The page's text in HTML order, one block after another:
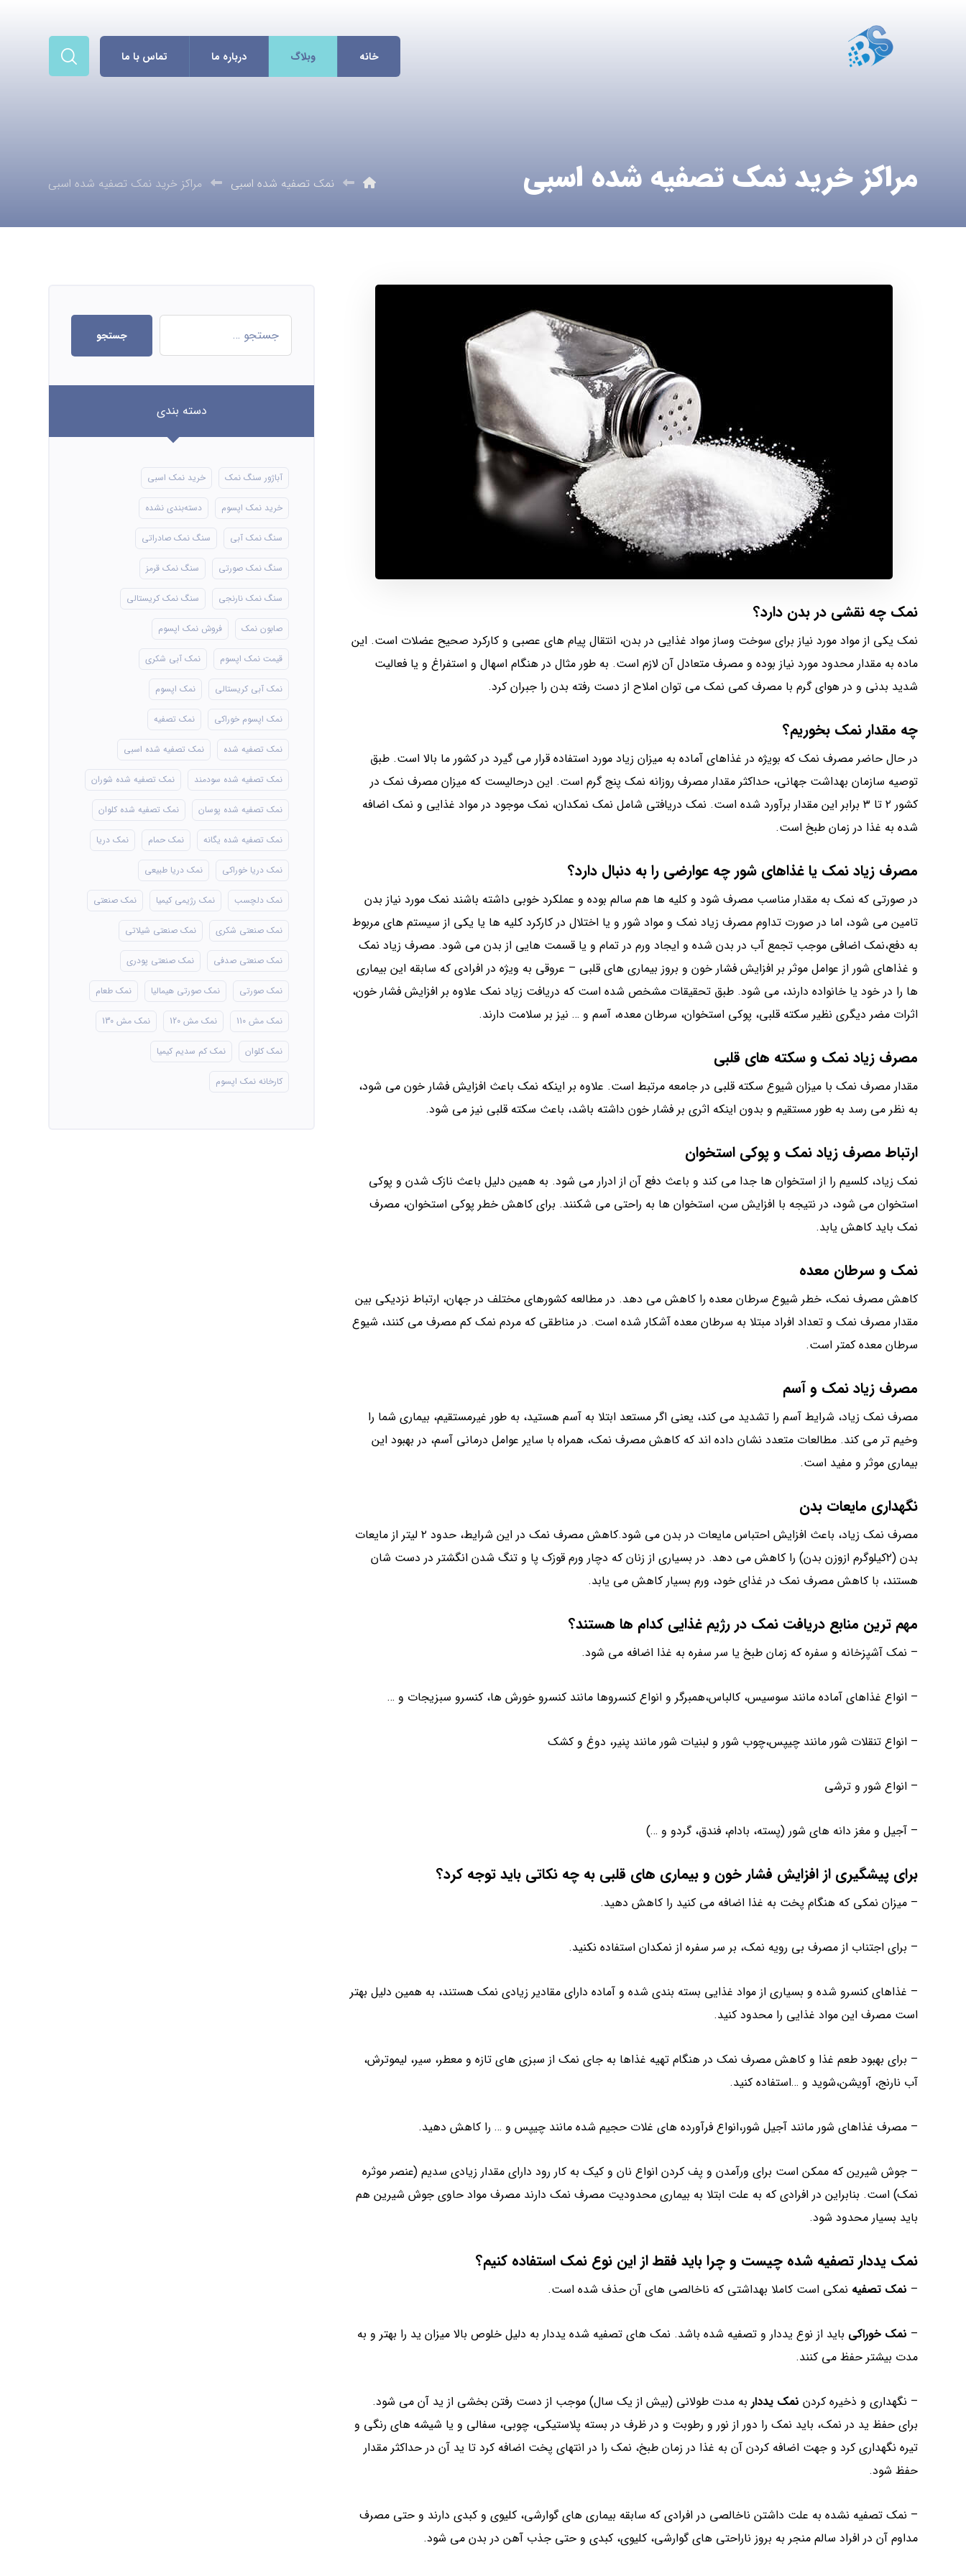
خانه وبلاگ درباره ما تماس با ما
مراکز خرید نمک تصفیه شده اسبی نمک تصفیه شده اسبی مراکز خرید نمک تصفیه شده اسبی
نمک چه نقشی در بدن دارد؟
نمک یکی از مواد مورد نیاز برای سوخت وساز مواد غذایی در بدن، انتقال پیام های عصبی و کارکرد صحیح عضلات است. این
ماده به مقدار محدود مورد نیاز بوده و مصرف متعادل آن لازم است. به طور مثال در هنگام اسهال و استفراغ و یا فعالیت
شدید بدنی و در هوای گرم با مصرف کمی نمک می توان املاح از دست رفته بدن را جبران کرد.
چه مقدار نمک بخوریم؟
در حال حاضر مصرف نمک که بویژه در غذاهای آماده به میزان زیاد مورد استفاده قرار می گیرد در کشور ما بالا است. طبق
توصیه سازمان بهداشت جهانی، حداکثر مقدار مصرف روزانه نمک پنج گرم است. این درحالیست که میزان مصرف نمک در
کشور ۲ تا ۳ برابر این مقدار برآورد شده است. نمک دریافتی شامل نمک نمکدان، نمک موجود در مواد غذایی و نمک اضافه
شده به غذا در زمان طبخ است.
مصرف زیاد نمک یا غذاهای شور چه عوارضی را به دنبال دارد؟
در صورتی که نمک به مقدار مناسب مصرف شود و کلیه ها هم سالم بوده و عملکرد خوبی داشته باشند نمک مورد نیاز بدن
تامین می شود، اما در صورت تداوم مصرف زیاد نمک و مواد شور و یا اختلال در کارکرد کلیه ها یا یکی از سیستم های مربوط
به دفع،نمک اضافی موجب تجمع آب در بدن شده و ایجاد ورم در تمام و یا قسمت هایی از بدن می شود. مصرف زیاد نمک
و غذاهای شور از عوامل موثر بر افزایش فشار خون و بروز بیماری های قلبی – عروقی به ویژه در افرادی که سابقه این بیماری
ها را در خود یا خانواده دارند، می شود. طبق تحقیقات مشخص شده است که دریافت زیاد نمک علاوه بر افزایش فشار خون،
اثرات مضر دیگری نظیر سکته قلبی، پوکی استخوان، سرطان معده، آسم و … نیز بر سلامت دارند.
مصرف زیاد نمک و سکته های قلبی
مقدار مصرف نمک با میزان شیوع سکته قلبی در جامعه مرتبط است. علاوه بر اینکه نمک باعث افزایش فشار خون می شود،
به نظر می رسد به طور مستقیم و بدون اینکه اثری بر فشار خون داشته باشد، باعث سکته قلبی نیز می شود.
ارتباط مصرف زیاد نمک و پوکی استخوان
نمک زیاد، کلسیم را از استخوان ها جدا می کند و باعث دفع آن از ادرار می شود. به همین دلیل باعث نازک شدن و پوکی
استخوان می شود، در نتیجه با افزایش سن، استخوان ها به راحتی می شکنند. برای کاهش خطر پوکی استخوان، مصرف
نمک باید کاهش یابد.
نمک و سرطان معده
کاهش مصرف نمک، خطر شیوع سرطان معده را کاهش می دهد. در مطالعه کشورهای مختلف در جهان، ارتباط نزدیکی بین
مقدار مصرف نمک و تعداد افراد مبتلا به سرطان معده آشکار شده است. در مناطقی که مردم نمک کم مصرف می کنند، شیوع
سرطان معده کمتر است.
مصرف زیاد نمک و آسم
مصرف نمک زیاد، شرایط آسم را تشدید می کند، یعنی اگر مستعد ابتلا به آسم هستید، به طور غیرمستقیم، بیماری شما را
وخیم تر می کند. مطالعات متعدد نشان داده اند که کاهش مصرف نمک، همراه با سایر عوامل درمانی آسم، در بهبود این
بیماری موثر و مفید است.
نگهداری مایعات بدن
مصرف نمک زیاد، باعث افزایش احتباس مایعات در بدن می شود.کاهش مصرف نمک در این شرایط، حدود ۲ لیتر از مایعات
بدن (۲کیلوگرم ازوزن بدن) را کاهش می دهد. در بسیاری از زنان که دچار ورم قوزک پا و تنگ شدن انگشتر در دست شان
هستند، با کاهش مصرف نمک در غذای خود، ورم بسیار کاهش می یابد.
مهم ترین منابع دریافت نمک در رژیم غذایی کدام ها هستند؟
– نمک آشپزخانه و سفره که زمان طبخ یا سر سفره به غذا اضافه می شود.
– انواع غذاهای آماده مانند سوسیس، کالباس،همبرگر و انواع کنسروها مانند کنسرو خورش ها، کنسرو سبزیجات و …
– انواع تنقلات شور مانند چیپس،چوب شور و لبنیات شور مانند پنیر، دوغ و کشک
– انواع شور و ترشی
– آجیل و مغز دانه های شور (پسته، بادام، فندق، گردو و …)
برای پیشگیری از افزایش فشار خون و بیماری های قلبی به چه نکاتی باید توجه کرد؟
– میزان نمکی که هنگام پخت به غذا اضافه می کنید را کاهش دهید.
– برای اجتناب از مصرف بی رویه نمک، بر سر سفره از نمکدان استفاده نکنید.
– غذاهای کنسرو شده و بسیاری از مواد غذایی بسته بندی شده و آماده دارای مقادیر زیادی نمک هستند، به همین دلیل بهتر
است مصرف این مواد غذایی را محدود کنید.
– برای بهبود طعم غذا و کاهش مصرف نمک در هنگام تهیه غذاها به جای نمک از سبزی های تازه و معطر، سیر، لیموترش،
آب نارنج، آویشن،شوید و …استفاده کنید.
– مصرف غذاهای شور مانند آجیل شور،انواع فرآورده های غلات حجیم شده مانند چیپس و … را کاهش دهید.
– جوش شیرین که ممکن است برای ورآمدن و پف کردن انواع نان و کیک به کار رود دارای مقدار زیادی سدیم (عنصر موثره
نمک) است. بنابراین در افرادی که به علت ابتلا به بیماری محدودیت مصرف نمک دارند مصرف مواد حاوی جوش شیرین هم
باید بسیار محدود شود.
نمک یددار تصفیه شده چیست و چرا باید فقط از این نوع نمک استفاده کنیم؟
– نمک تصفیه نمکی است کاملا بهداشتی که ناخالصی های آن حذف شده است.
– نمک خوراکی باید از نوع یددار و تصفیه شده باشد. نمک های تصفیه شده یددار به دلیل خلوص بالا میزان ید را بهتر و به
مدت بیشتر حفظ می کنند.
– نگهداری و ذخیره کردن نمک یددار به مدت طولانی (بیش از یک سال) موجب از دست رفتن بخشی از ید آن می شود.
برای حفظ ید در نمک، باید نمک را دور از نور و رطوبت و در ظرف در بسته پلاستیکی، چوبی، سفالی و یا شیشه های رنگی و
تیره نگهداری کرد و جهت اضافه کردن آن به غذا در زمان طبخ، نمک را در انتهای پخت اضافه کرد تا ید آن در حداکثر مقدار
حفظ شود.
– نمک تصفیه نشده به علت داشتن ناخالصی در افرادی که سابقه بیماری های گوارشی، کلیوی و کبدی دارند و حتی مصرف
مداوم آن در افراد سالم منجر به بروز ناراحتی های گوارشی، کلیوی، کبدی و حتی جذب آهن در بدن می شود.
جستجو
دسته بندی
آباژور سنگ نمک خرید نمک اسبی
خرید نمک اپسوم دسته‌بندی نشده
سنگ نمک آبی سنگ نمک صادراتی
سنگ نمک صورتی سنگ نمک قرمز
سنگ نمک نارنجی سنگ نمک کریستالی
صابون نمک فروش نمک اپسوم
قیمت نمک اپسوم نمک آبی شکری
نمک آبی کریستالی نمک اپسوم
نمک اپسوم خوراکی نمک تصفیه
نمک تصفیه شده نمک تصفیه شده اسبی
نمک تصفیه شده سودمند نمک تصفیه شده شوران
نمک تصفیه شده پوسان نمک تصفیه شده کلوان
نمک تصفیه شده یگانه نمک حمام نمک دریا
نمک دریا خوراکی نمک دریا طبیعی
نمک دلچسب نمک رژیمی کیمیا نمک صنعتی
نمک صنعتی شکری نمک صنعتی شیلاتی
نمک صنعتی صدفی نمک صنعتی پودری
نمک صورتی نمک صورتی هیمالیا نمک طعام
نمک مش 110 نمک مش 120 نمک مش 130
نمک کلوان نمک کم سدیم کیمیا
کارخانه نمک اپسوم